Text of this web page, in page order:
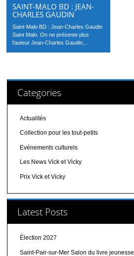
SAINT-MALO BD : JEAN-
CHARLES GAUDIN
Saint-Malo BD : Jean-Charles Gaudin
Saint Malo. On ne présente plus
l’auteur Jean-Charles Gaudin,...
Categories
Actualités
Collection pour les tout-petits
Evénements culturels
Les News Vick et Vicky
Prix Vick et Vicky
Latest Posts
Élection 2027
Saint-Pair-sur-Mer Salon du livre jeunesse